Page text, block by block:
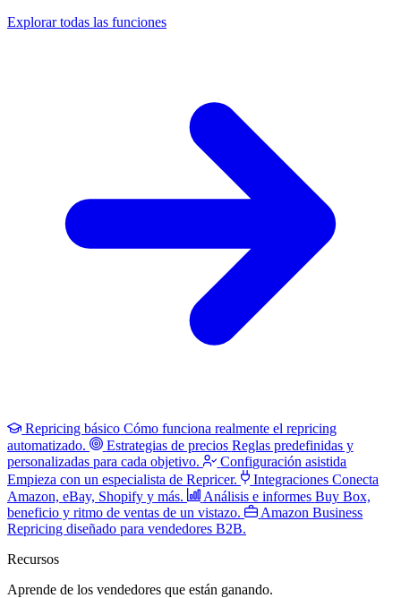
Explorar todas las funciones
Repricing básico Cómo funciona realmente el repricing
automatizado.
Estrategias de precios Reglas predefinidas y
personalizadas para cada objetivo.
Configuración asistida
Empieza con un especialista de Repricer.
Integraciones Conecta
Amazon, eBay, Shopify y más.
Análisis e informes Buy Box,
beneficio y ritmo de ventas de un vistazo.
Amazon Business
Repricing diseñado para vendedores B2B.
Recursos
Aprende de los vendedores que están ganando.